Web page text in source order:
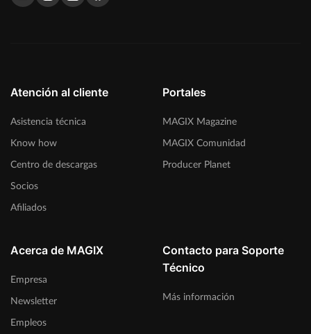
Atención al cliente
Asistencia técnica
Know how
Centro de descargas
Socios
Afiliados
Portales
MAGIX Magazine
MAGIX Comunidad
Producer Planet
Acerca de MAGIX
Empresa
Newsletter
Empleos
Contacto para Soporte
Técnico
Más información